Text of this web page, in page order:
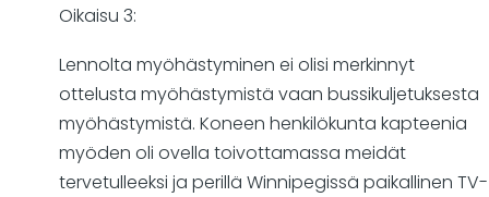
Oikaisu 3:
Lennolta myöhästyminen ei olisi merkinnyt
ottelusta myöhästymistä vaan bussikuljetuksesta
myöhästymistä. Koneen henkilökunta kapteenia
myöden oli ovella toivottamassa meidät
tervetulleeksi ja perillä Winnipegissä paikallinen TV-